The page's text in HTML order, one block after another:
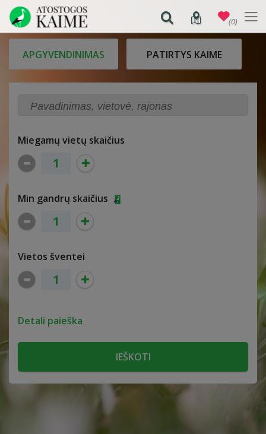
APGYVENDINIMAS PATIRTYS KAIME
Miegamų vietų skaičius
Min gandrų skaičius
Vietos šventei
Detali paieška
(0)